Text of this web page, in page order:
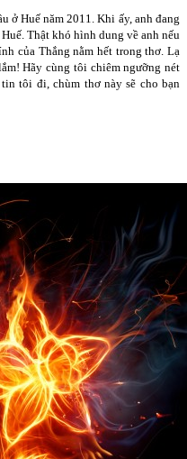
ở Huế năm 2011. Khi ấy, anh đang
Thật khó hình dung về anh nếu
của Thắng nằm hết trong thơ. Lạ
Hãy cùng tôi chiêm ngưỡng nét
tôi đi, chùm thơ này sẽ cho bạn